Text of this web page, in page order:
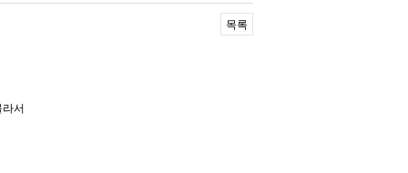
목록
서